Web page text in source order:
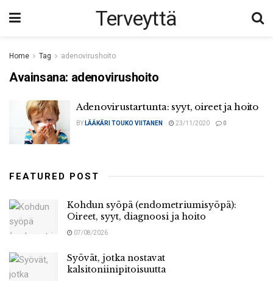
Terveyttä
Home Tag adenovirushoito
Avainsana: adenovirushoito
Adenovirustartunta: syyt, oireet ja hoito
BY LÄÄKÄRI TOUKO VIITANEN 23/11/2020 0
FEATURED POST
Kohdun syöpä (endometriumisyöpä):
Oireet, syyt, diagnoosi ja hoito
07/08/2026
Syövät, jotka nostavat
kalsitoniinipitoisuutta